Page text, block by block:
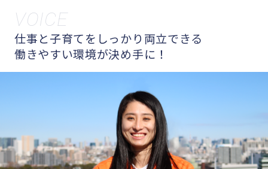
VOICE
仕事と子育てをしっかり両立できる
働きやすい環境が決め手に！